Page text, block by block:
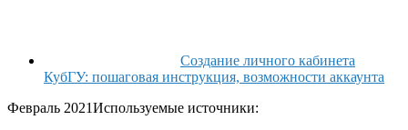
Создание личного кабинета
КубГУ: пошаговая инструкция, возможности аккаунта
Февраль 2021Используемые источники: